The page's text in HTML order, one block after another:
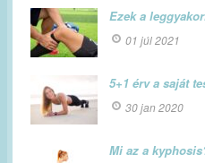
Ezek a
01 júl 2021
5+1 érv a saját
30 jan 2020
Mi az a